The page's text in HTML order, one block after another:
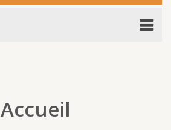
Accueil